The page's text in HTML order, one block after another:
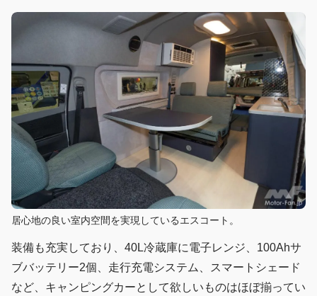
居心地の良い室内空間を実現しているエスコート。
装備も充実しており、40L冷蔵庫に電子レンジ、100Ahサ
ブバッテリー2個、走行充電システム、スマートシェード
など、キャンピングカーとして欲しいものはほぼ揃ってい